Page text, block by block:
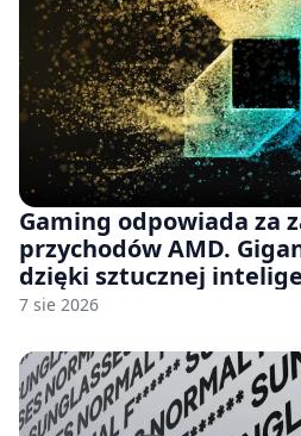
Gaming odpowiada za
przychodów AMD.
dzięki sztucznej
7 sie 2026